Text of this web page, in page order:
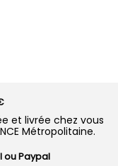
et livrée chez vous
Métropolitaine.
ou Paypal